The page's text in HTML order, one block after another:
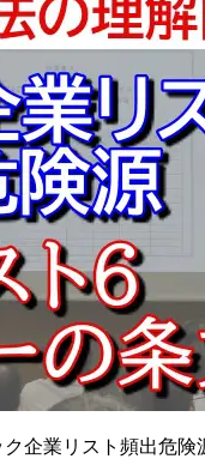
企業リスト頻出危